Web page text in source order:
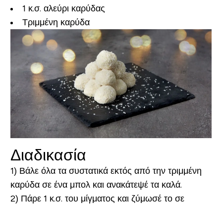
1 κ.σ. αλεύρι καρύδας
Τριμμένη καρύδα
Διαδικασία
1) Βάλε όλα τα συστατικά εκτός από την τριμμένη
καρύδα σε ένα μπολ και ανακάτεψέ τα καλά.
2) Πάρε 1 κ.σ. του μίγματος και ζύμωσέ το σε